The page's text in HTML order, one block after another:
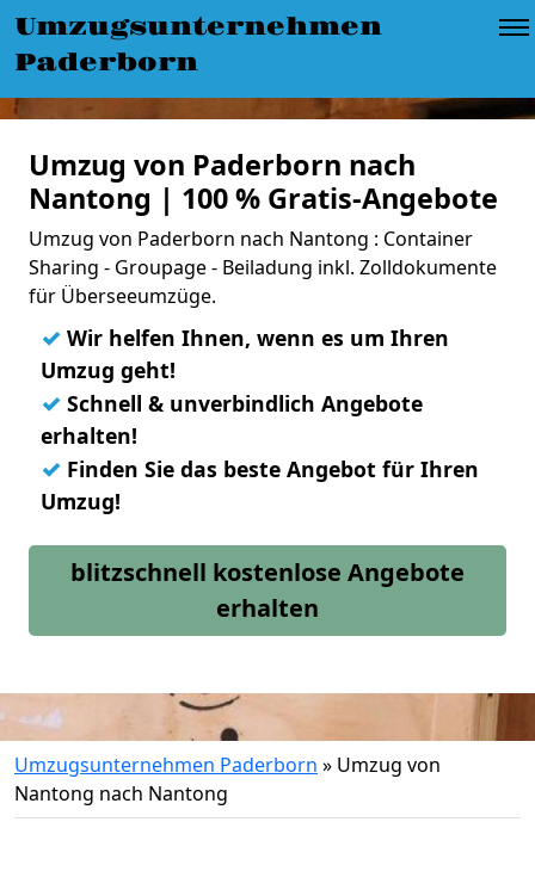
Umzugsunternehmen
Paderborn
Umzug von Paderborn nach
Nantong | 100 % Gratis-Angebote
Umzug von Paderborn nach Nantong : Container
Sharing - Groupage - Beiladung inkl. Zolldokumente
für Überseeumzüge.
✓ Wir helfen Ihnen, wenn es um Ihren
Umzug geht!
✓ Schnell & unverbindlich Angebote
erhalten!
✓ Finden Sie das beste Angebot für Ihren
Umzug!
blitzschnell kostenlose Angebote
erhalten
Umzugsunternehmen Paderborn » Umzug von
Nantong nach Nantong